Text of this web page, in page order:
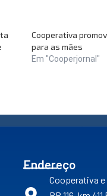
Cooperativa
para as mães
Em "Cooperjornal"
Endereço
Cooperativa